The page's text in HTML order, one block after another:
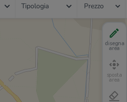
Tipologia Prezzo
disegna
area
sposta
area